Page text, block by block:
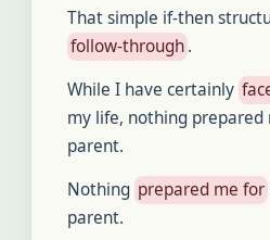
That simple if-then
follow-through.
While I have certainly
my life, nothing prepared
parent.
Nothing prepared me for
parent.